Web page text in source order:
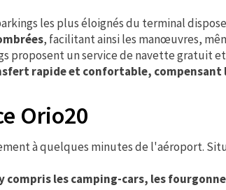
les plus éloignés du terminal
, facilitant ainsi les manœuvres,
proposent un service de navette
rapide et confortable,
Orio20
à quelques minutes de l'aéroport.
compris les camping-cars, les